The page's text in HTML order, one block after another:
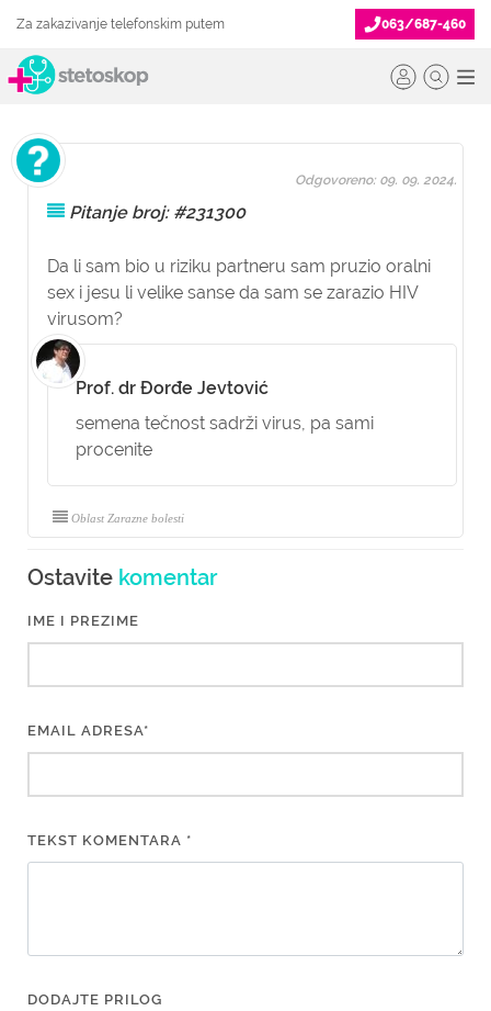
Za zakazivanje telefonskim putem 063/687-460
Pitanje broj: #231300
Da li sam bio u riziku partneru sam pruzio oralni
sex i jesu li velike sanse da sam se zarazio HIV
virusom?
Odgovoreno: 09. 09. 2024.
Prof. dr Đorđe Jevtović
semena tečnost sadrži virus, pa sami
procenite
Oblast Zarazne bolesti
Ostavite komentar
IME I PREZIME
EMAIL ADRESA*
TEKST KOMENTARA *
DODAJTE PRILOG